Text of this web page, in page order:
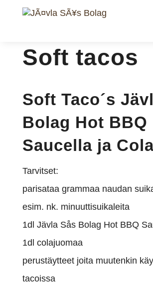
Soft tacos
Soft Taco´s
Bolag Hot BBQ
Saucella ja
Tarvitset:
parisataa grammaa naudan
esim. nk. minuuttisuikaleita
1dl Jävla Sås Bolag Hot BBQ
1dl colajuomaa
perustäytteet joita muutenkin
tacoissa